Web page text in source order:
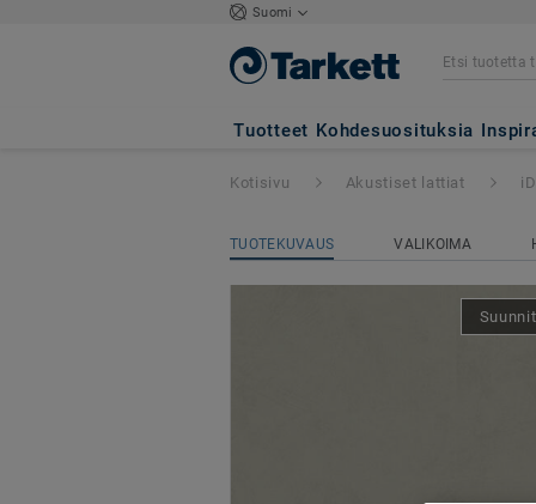
Suomi
Tuotteet Kohdesuosituksia
iD Square Loose-
Kotisivu Akustiset lattiat
TUOTEKUVAUS VALIKOIMA